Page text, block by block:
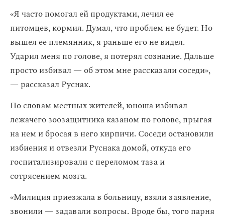
«Я часто помогал ей продуктами, лечил ее
питомцев, кормил. Думал, что проблем не будет. Но
вышел ее племянник, я раньше его не видел.
Ударил меня по голове, я потерял сознание. Дальше
просто избивал — об этом мне рассказали соседи»,
— рассказал Руснак.
По словам местных жителей, юноша избивал
лежачего зоозащитника казаном по голове, прыгая
на нем и бросая в него кирпичи. Соседи остановили
избиения и отвезли Руснака домой, откуда его
госпитализировали с переломом таза и
сотрясением мозга.
«Милиция приезжала в больницу, взяли заявление,
звонили — задавали вопросы. Вроде бы, того парня